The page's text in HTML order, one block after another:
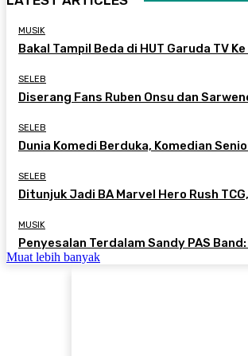
MUSIK
Bakal Tampil Beda di HUT Garuda TV
SELEB
Diserang Fans Ruben Onsu dan
SELEB
Dunia Komedi Berduka, Komedian
SELEB
Ditunjuk Jadi BA Marvel Hero Rush
MUSIK
Penyesalan Terdalam Sandy PAS
Muat lebih banyak